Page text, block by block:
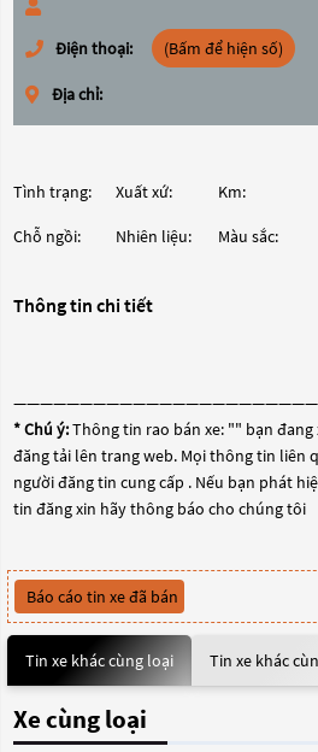
Điện thoại: (Bấm để hiện số)
Địa chỉ:
Tình trạng: Xuất xứ: Km:
Chỗ ngồi: Nhiên liệu: Màu sắc:
Thông tin chi tiết
* Chú ý:Thông tin rao bán xe: "" bạn
đăng tải lên trang web. Mọi thông tin liên
người đăng tin cung cấp . Nếu bạn phát
tin đăng xin hãy thông báo cho chúng tôi
Báo cáo tin xe đã bán
Tin xe khác cùng loại Tin xe khác
Xe cùng loại